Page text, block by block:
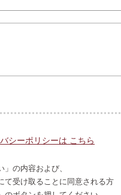
シーポリシーは こちら
の内容および、
て受け取ることに同意される方